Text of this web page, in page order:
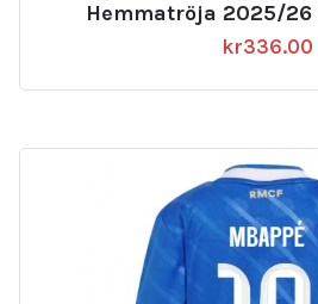
Hemmatröja 2025/
kr336.00